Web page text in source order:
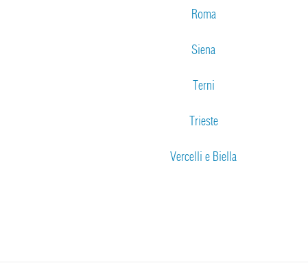
Roma
Siena
Terni
Trieste
Vercelli e Biella